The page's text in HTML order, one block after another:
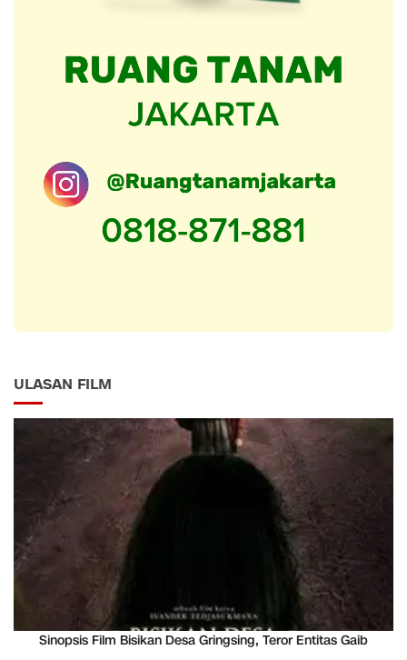
ULASAN FILM
Sinopsis Film Bisikan Desa Gringsing, Teror Entitas Gaib